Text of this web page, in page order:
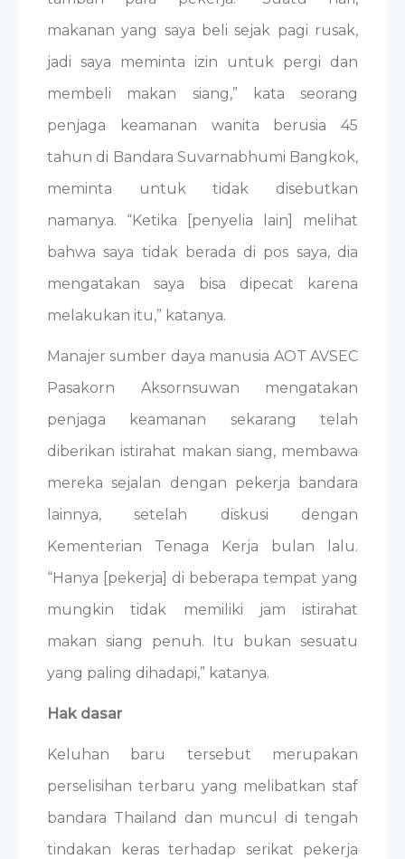
makanan yang saya beli sejak pagi rusak,
jadi saya meminta izin untuk pergi dan
membeli makan siang,” kata seorang
penjaga keamanan wanita berusia 45
tahun di Bandara Suvarnabhumi Bangkok,
meminta untuk tidak disebutkan
namanya. “Ketika [penyelia lain] melihat
bahwa saya tidak berada di pos saya, dia
mengatakan saya bisa dipecat karena
melakukan itu,” katanya.
Manajer sumber daya manusia AOT AVSEC
Pasakorn Aksornsuwan mengatakan
penjaga keamanan sekarang telah
diberikan istirahat makan siang, membawa
mereka sejalan dengan pekerja bandara
lainnya, setelah diskusi dengan
Kementerian Tenaga Kerja bulan lalu.
“Hanya [pekerja] di beberapa tempat yang
mungkin tidak memiliki jam istirahat
makan siang penuh. Itu bukan sesuatu
yang paling dihadapi,” katanya.
Hak dasar
Keluhan baru tersebut merupakan
perselisihan terbaru yang melibatkan staf
bandara Thailand dan muncul di tengah
tindakan keras terhadap serikat pekerja